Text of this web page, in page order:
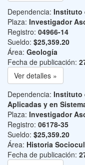
Dependencia: Instituto
Plaza: Investigador
Registro: 04966-14
Sueldo: $25,359.20
Área: Geología
Fecha de publicación:
Ver detalles »
Dependencia: Instituto
Aplicadas y en
Plaza: Investigador
Registro: 06178-35
Sueldo: $25,359.20
Área: Historia
Fecha de publicación: